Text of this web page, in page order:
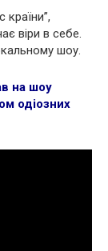
віри в себе.
шоу.
на шоу
одіозних